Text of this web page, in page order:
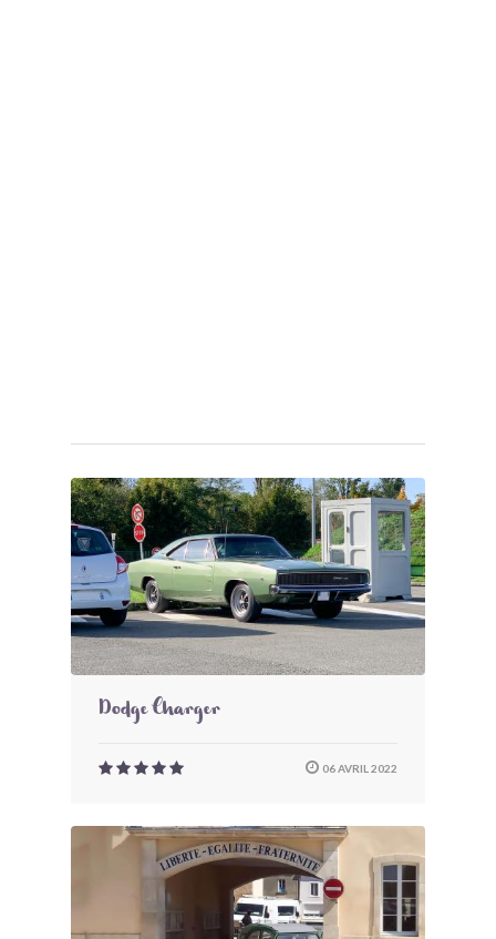
Dodge Charger
06 AVRIL 2022